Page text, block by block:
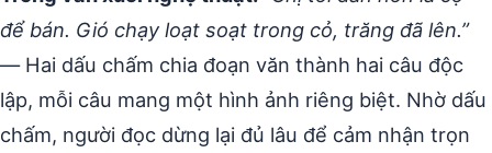
để bán. Gió chạy loạt soạt trong cỏ, trăng đã lên.”
— Hai dấu chấm chia đoạn văn thành hai câu độc
lập, mỗi câu mang một hình ảnh riêng biệt. Nhờ dấu
chấm, người đọc dừng lại đủ lâu để cảm nhận trọn